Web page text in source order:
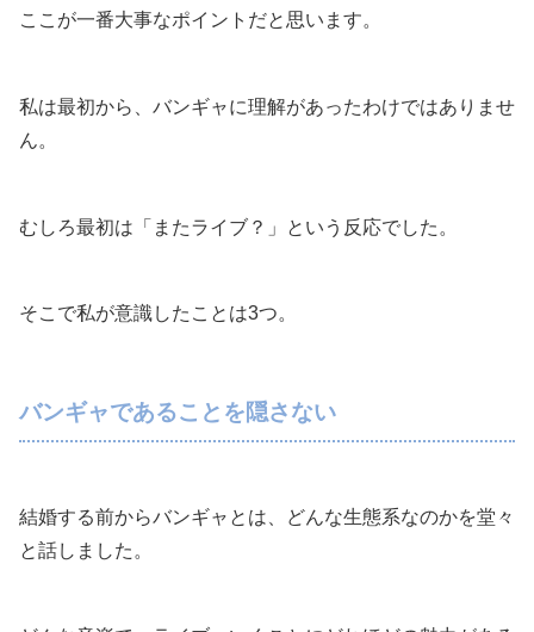
ここが一番大事なポイントだと思います。
私は最初から、バンギャに理解があったわけではありませ
ん。
むしろ最初は「またライブ？」という反応でした。
そこで私が意識したことは3つ。
バンギャであることを隠さない
結婚する前からバンギャとは、どんな生態系なのかを堂々
と話しました。